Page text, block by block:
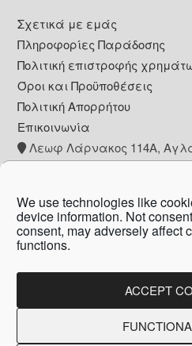
We use technologies like
device information. Not
consent, may adversely affect
functions.
ACCEPT
Footer
Σχετικά με εμάς
Πληροφορίες Παράδοσης
Πολιτική επιστροφής
Όροι και Προϋποθέσεις
Πολιτική Απορρήτου
Επικοινωνία
Λεωφ Λάρνακος 114Α,
Zanni
Created by: